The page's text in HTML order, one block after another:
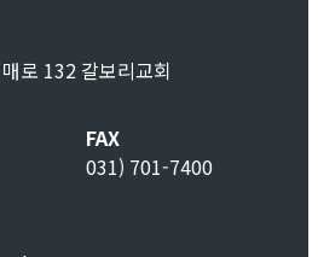
로 132 갈보리교회
FAX
031) 701-7400